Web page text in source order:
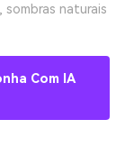
naturais
Com IA